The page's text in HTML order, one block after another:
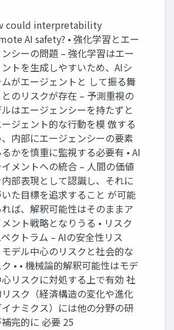
could interpretability
AI safety? • 強化学習とエー
シーの問題 – 強化学習はエー
トを生成しやすいため、AIシ
がエージェントと して振る舞
とのリスクが存在 – 予測重視の
はエージェンシーを持たずと
ジェント的な行動を模 倣する
、内部にエージェンシーの要素
かを慎重に監視する必要有 • AI
メントへの統合 – 人間の価値
部表現として認識し、それに
た目標を追求すること が可能
ば、解釈可能性はそのままア
ント戦略となりうる • リスク
クトラム – AIの安全性リス
モデル中心のリスクと社会的な
ク • • 機械論的解釈可能性はモデ
リスクに対処する上で有効 社
スク（経済構造の変化や進化
ナミクス）には他の分野の研
完的に 必要 25